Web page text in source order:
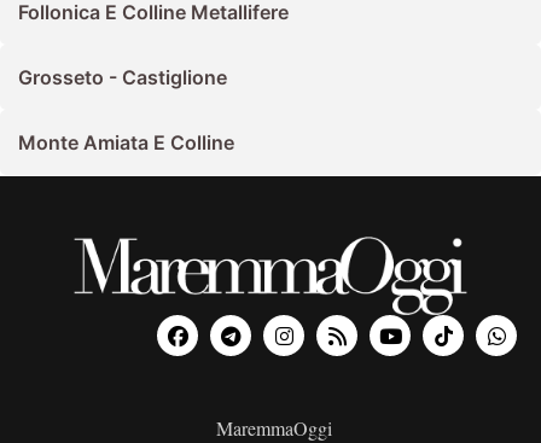
Follonica E Colline Metallifere
Grosseto - Castiglione
Monte Amiata E Colline
MaremmaOggi